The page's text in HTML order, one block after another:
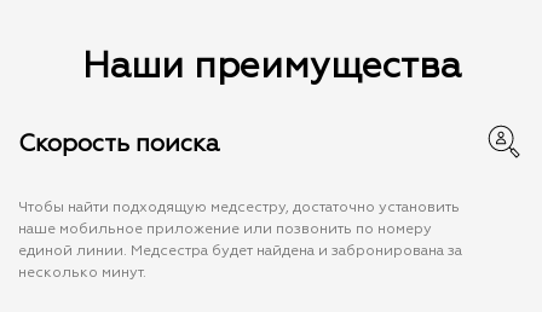
Наши преимущества
Скорость поиска
Чтобы найти подходящую медсестру, достаточно установить
наше мобильное приложение или позвонить по номеру
единой линии. Медсестра будет найдена и забронирована за
несколько минут.